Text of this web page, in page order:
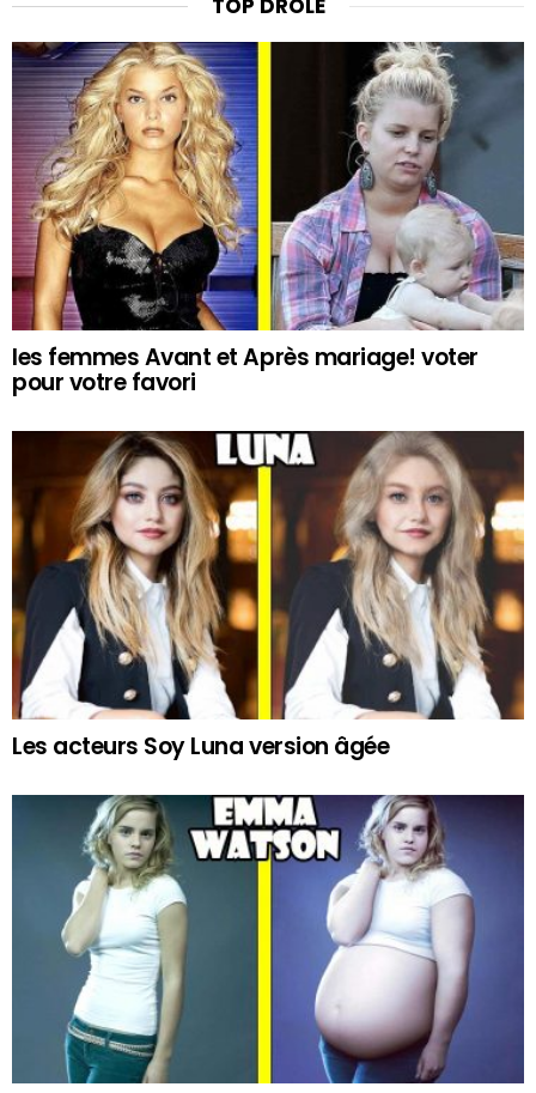
TOP DRÔLE
les femmes Avant et Après mariage! voter
pour votre favori
Les acteurs Soy Luna version âgée